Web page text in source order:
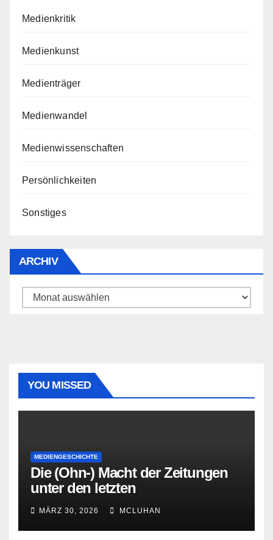
Medienkritik
Medienkunst
Medienträger
Medienwandel
Medienwissenschaften
Persönlichkeiten
Sonstiges
ARCHIV
Archiv
YOU MISSED
MEDIENGESCHICHTE
Die (Ohn-) Macht der Zeitungen
unter den letzten
Bourbonenkönigen
MÄRZ 30, 2026 MCLUHAN